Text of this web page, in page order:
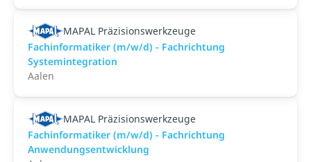
MAPAL Präzisionswerkzeuge
Fachinformatiker (m/w/d) - Fachrichtung
Systemintegration
Aalen
MAPAL Präzisionswerkzeuge
Fachinformatiker (m/w/d) - Fachrichtung
Anwendungsentwicklung